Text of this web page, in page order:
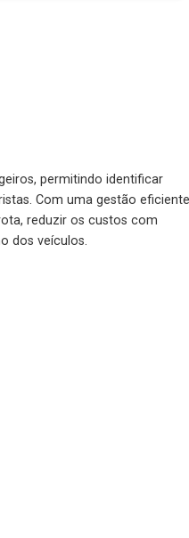
permitindo identificar
Com uma gestão eficiente
reduzir os custos com
dos veículos.